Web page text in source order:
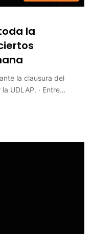
la
la clausura del
UDLAP. · Entre…